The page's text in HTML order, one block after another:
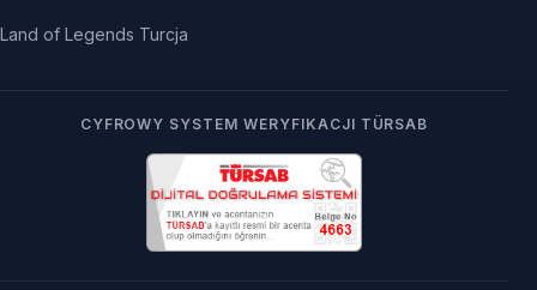
Land of Legends Turcja
CYFROWY SYSTEM WERYFIKACJI TÜRSAB